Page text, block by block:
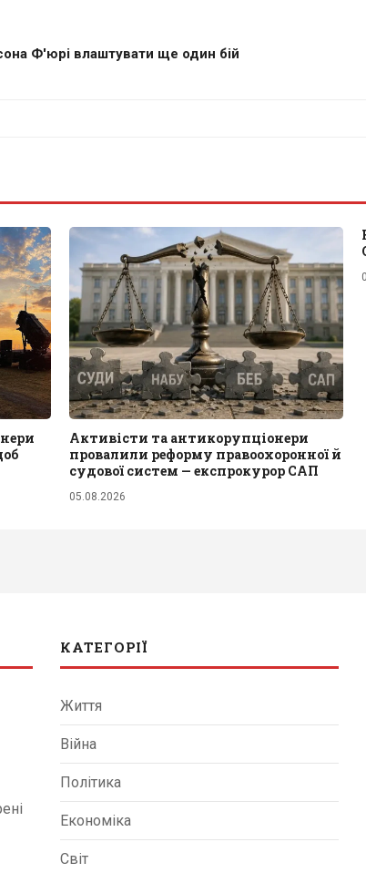
Ф'юрі влаштувати ще один бій
Активісти та антикорупціонери
провалили реформу правоохоронної й
судової систем — експрокурор САП
05.08.2026
КАТЕГОРІЇ
Життя
Війна
Політика
Економіка
Світ